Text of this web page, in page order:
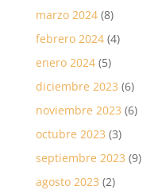
marzo 2024(8)
febrero 2024(4)
enero 2024(5)
diciembre 2023 (6)
noviembre 2023 (6)
octubre 2023 (3)
septiembre 2023 (9)
agosto 2023 (2)